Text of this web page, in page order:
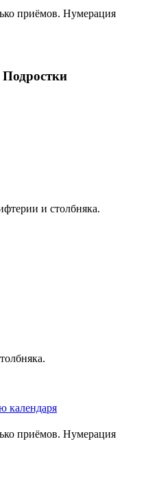
приёмов. Нумерация
и столбняка.
календаря
приёмов. Нумерация